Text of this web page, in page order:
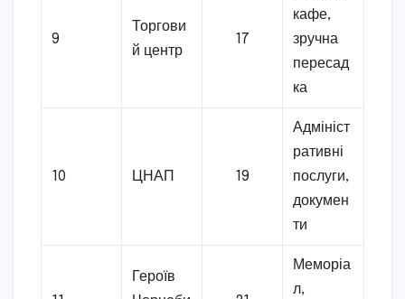
9
Торгови
й центр
17
кафе,
зручна
пересад
ка
10 ЦНАП 19
Адмініст
ративні
послуги,
докумен
ти
Героїв
Меморіа
л,